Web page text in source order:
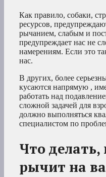
Как правило, собаки,
ресурсов,
рычанием, слабым и
предупреждает нас не
намерениям. Если это
нас.
В других, более
кусаются напрямую ,
работать над
сложной задачей для
должно выполняться
специалистом по
Что делать,
рычит на